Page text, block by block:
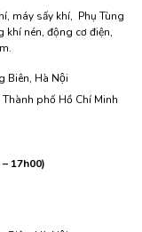
máy sấy khí, Phụ Tùng
khí nén, động cơ điện,
Biên, Hà Nội
phố Hồ Chí Minh
17h00)